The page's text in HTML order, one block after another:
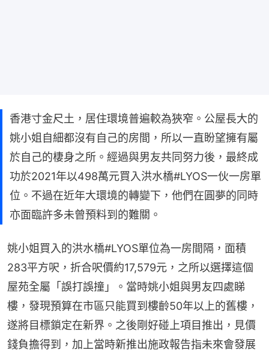
香港寸金尺土，居住環境普遍較為狹窄。公屋長大的
姚小姐自細都沒有自己的房間，所以一直盼望擁有屬
於自己的棲身之所。經過與男友共同努力後，最終成
功於2021年以498萬元買入洪水橋#LYOS一伙一房單
位。不過在近年大環境的轉變下，他們在圓夢的同時
亦面臨許多未曾預料到的難關。
姚小姐買入的洪水橋#LYOS單位為一房間隔，面積
283平方呎，折合呎價約17,579元，之所以選擇這個
屋苑全屬「誤打誤撞」。當時姚小姐與男友四處睇
樓，發現預算在市區只能買到樓齡50年以上的舊樓，
遂將目標鎖定在新界。之後剛好碰上項目推出，見價
錢負擔得到，加上當時新推出施政報告指未來會發展